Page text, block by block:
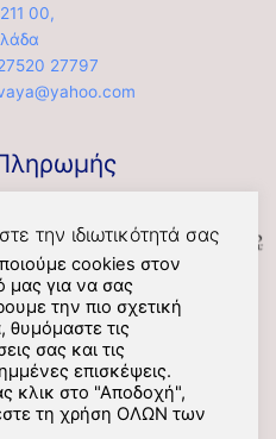
00,
27797
την ιδιωτικότητά σας
cookies στον
μας για να σας
την πιο σχετική
θυμόμαστε τις
σας και τις
επισκέψεις.
κλικ στο "Αποδοχή",
τη χρήση ΟΛΩΝ των